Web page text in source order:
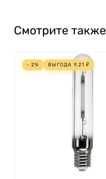
Смотрите также
- 2% ВЫГОДА 9,21 ₽